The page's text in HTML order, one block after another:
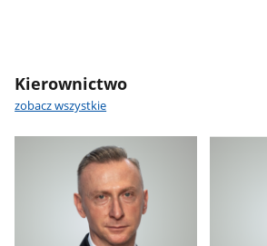
Kierownictwo
zobacz wszystkie